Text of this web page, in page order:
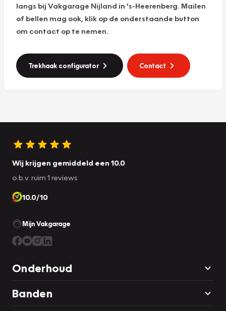
langs bij Vakgarage Nijland in 's-Heerenberg. Mailen
of bellen mag ook, klik op de onderstaande button
om contact op te nemen.
Trekhaak configurator Contact
Wij krijgen gemiddeld een 10.0
o.b.v. ruim 1 reviews
10.0/10
Mijn Vakgarage
Onderhoud
Banden